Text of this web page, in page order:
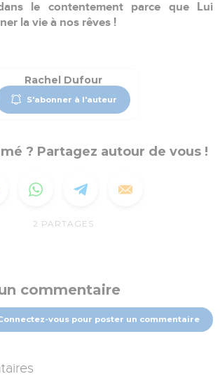
le contentement parce que Lui
la vie à nos rêves !
Rachel Dufour
S'abonner à l'auteur
? Partagez autour de vous !
2 PARTAGES
commentaire
vous pour poster un commentaire